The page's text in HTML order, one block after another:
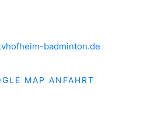
badminton.de
MAP ANFAHRT